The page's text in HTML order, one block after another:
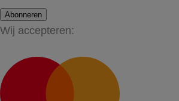
Abonneren
Wij accepteren: